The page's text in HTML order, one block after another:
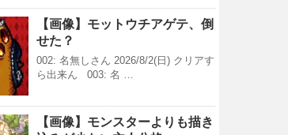
【画像】モットウチアゲテ、倒
せた？
002: 名無しさん 2026/8/2(日) クリアす
ら出来ん 003: 名 …
【画像】モンスターよりも描き